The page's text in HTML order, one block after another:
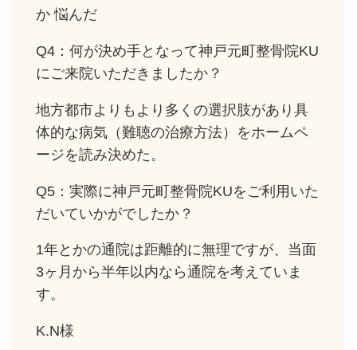
か 悩んだ
Q4：何が決め手となって神戸元町整骨院KU
にご来院いただきましたか？
地方都市よりもより多くの選択肢があり具
体的な病気（難聴の治療方法）をホームペ
ージを読み決めた。
Q5：実際に神戸元町整骨院KUをご利用いた
だいていかがでしたか？
1年とかの通院は距離的に無理ですが、当面
3ヶ月から半年以内なら通院を考えていま
す。
K.N様